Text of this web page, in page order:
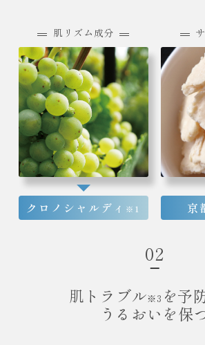
肌リズム成分
クロノシャルディ ※1 京
02
肌トラブル※3 を予
うるおいを保